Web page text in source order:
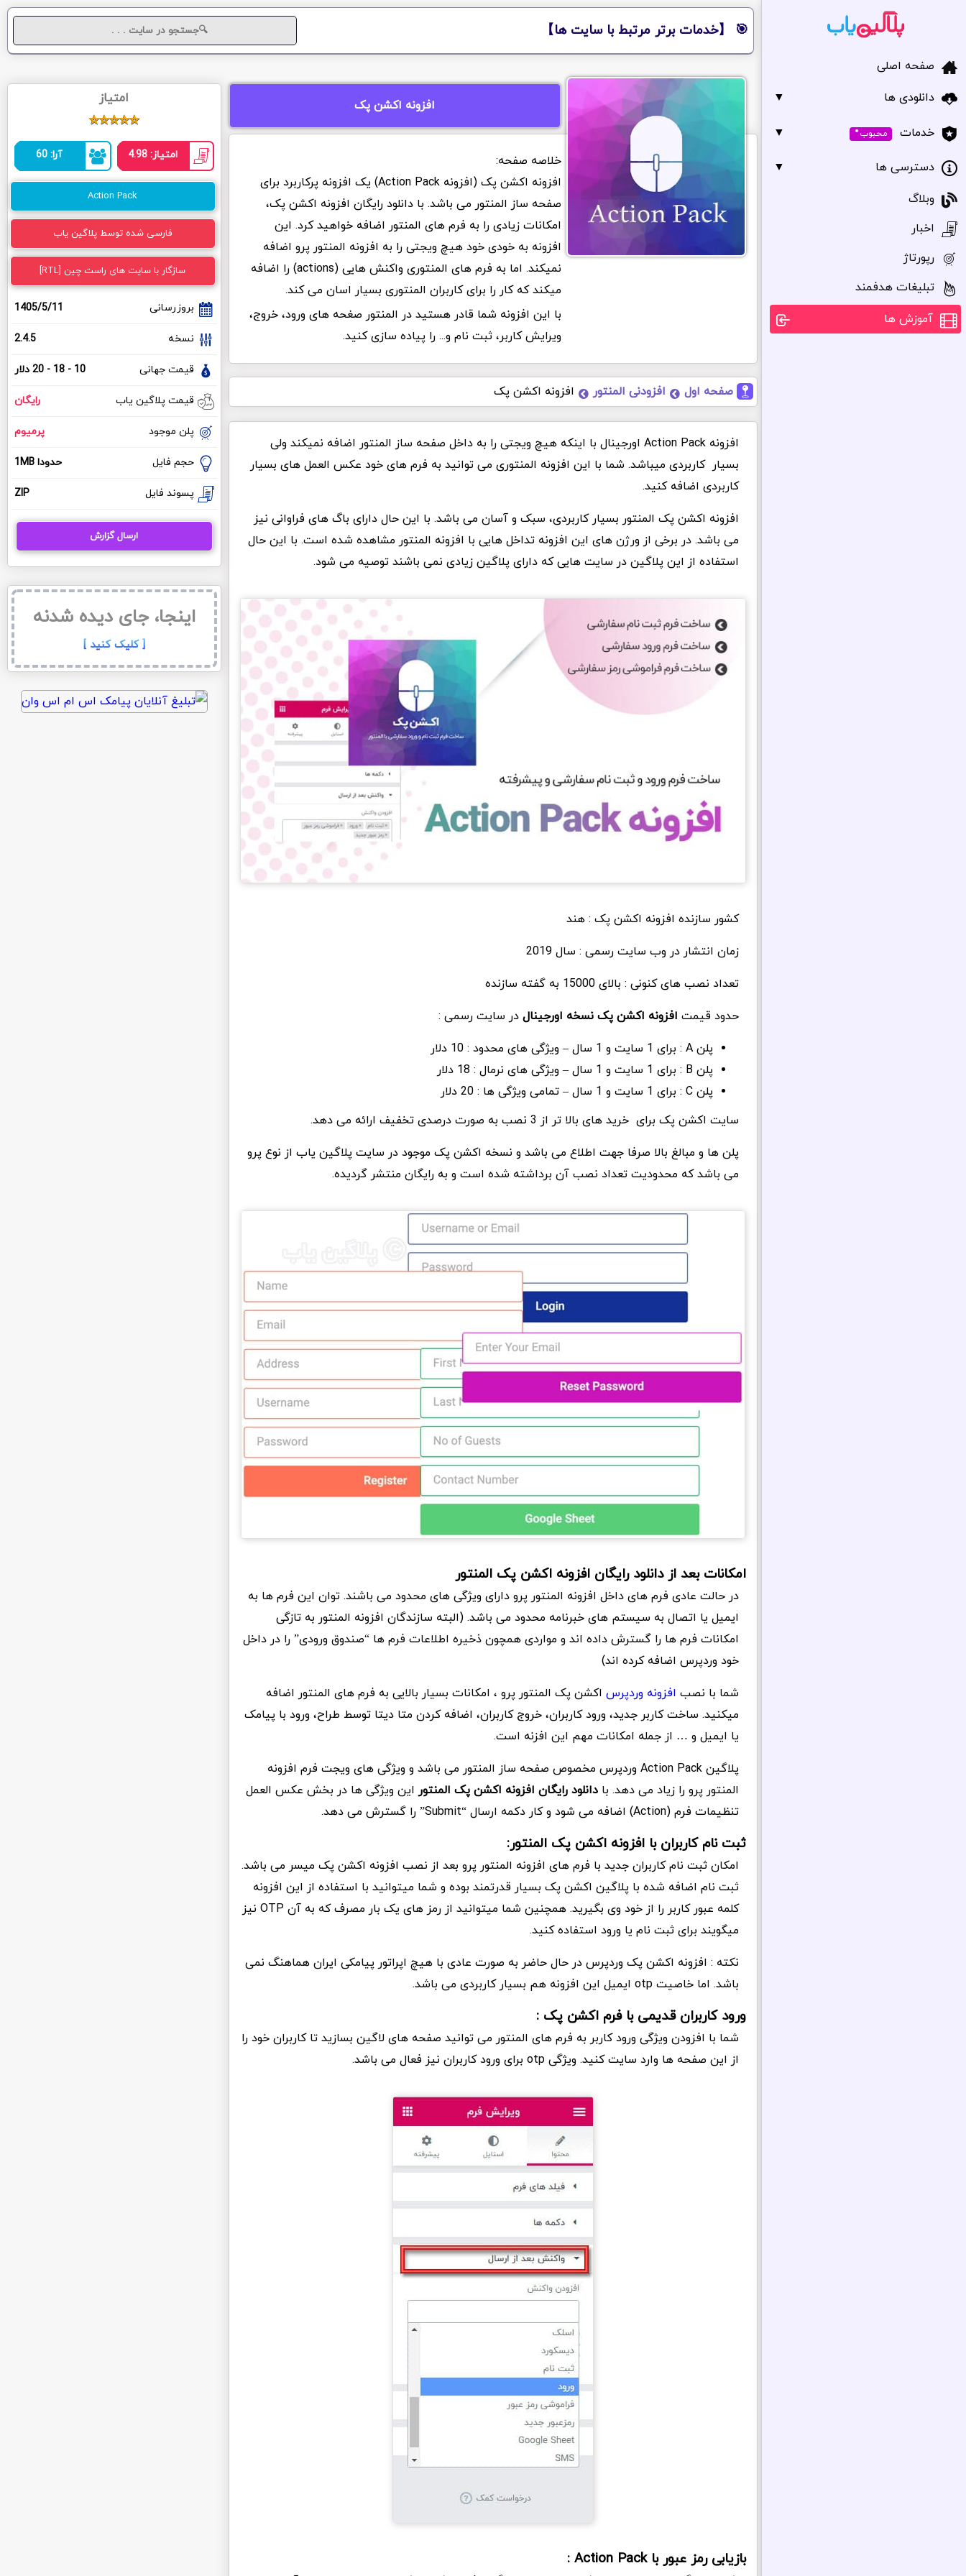
صفحه اصلی
دانلودی ها
▼
خدمات محبوب•
▼
دسترسی ها
▼
وبلاگ
اخبار
رپورتاژ
تبلیغات هدفمند
آموزش ها
🎯 【خدمات برتر مرتبط با سایت ها】
افزونه اکشن پک
افزونه اکشن پک (افزونه Action Pack) یک افزونه پرکاربرد برای
صفحه ساز المنتور می باشد. با دانلود رایگان افزونه اکشن پک،
امکانات زیادی را به فرم های المنتور اضافه خواهید کرد. این
افزونه به خودی خود هیچ ویجتی را به افزونه المنتور پرو اضافه
نمیکند. اما به فرم های المنتوری واکنش هایی (actions) را اضافه
میکند که کار را برای کاربران المنتوری بسیار اسان می کند.
با این افزونه شما قادر هستید در المنتور صغحه های ورود، خروج،
ویرایش کاربر، ثبت نام و... را پیاده سازی کنید.
صفحه اول افزودنی المنتور افزونه اکشن پک
افزونه Action Pack اورجینال با اینکه هیچ ویجتی را به داخل صفحه ساز المنتور اضافه نمیکند ولی
بسیار کاربردی میباشد. شما با این افزونه المنتوری می توانید به فرم های خود عکس العمل های بسیار
کاربردی اضافه کنید.
افزونه اکشن پک المنتور بسیار کاربردی، سبک و آسان می باشد. با این حال دارای باگ های فراوانی نیز
می باشد. در برخی از ورژن های این افزونه تداخل هایی با افزونه المنتور مشاهده شده است. با این حال
استفاده از این پلاگین در سایت هایی که دارای پلاگین زیادی نمی باشند توصیه می شود.
کشور سازنده افزونه اکشن پک : هند
زمان انتشار در وب سایت رسمی : سال 2019
تعداد نصب های کنونی : بالای 15000 به گفته سازنده
حدود قیمت افزونه اکشن پک نسخه اورجینال در سایت رسمی :
پلن A : برای 1 سایت و 1 سال – ویژگی های محدود : 10 دلار
پلن B : برای 1 سایت و 1 سال – ویژگی های نرمال : 18 دلار
پلن C : برای 1 سایت و 1 سال – تمامی ویژگی ها : 20 دلار
سایت اکشن پک برای خرید های بالا تر از 3 نصب به صورت درصدی تخفیف ارائه می دهد.
پلن ها و مبالغ بالا صرفا جهت اطلاع می باشد و نسخه اکشن پک موجود در سایت پلاگین یاب از نوع پرو
می باشد که محدودیت تعداد نصب آن برداشته شده است و به رایگان منتشر گردیده.
امکانات بعد از دانلود رایگان افزونه اکشن پک المنتور
در حالت عادی فرم های داخل افزونه المنتور پرو دارای ویژگی های محدود می باشند. توان این فرم ها به
ایمیل یا اتصال به سیستم های خبرنامه محدود می باشد. (البته سازندگان افزونه المنتور به تازگی
امکانات فرم ها را گسترش داده اند و مواردی همچون ذخیره اطلاعات فرم ها “صندوق ورودی” را در داخل
خود وردپرس اضافه کرده اند)
شما با نصب افزونه وردپرس اکشن پک المنتور پرو ، امکانات بسیار بالایی به فرم های المنتور اضافه
میکنید. ساخت کاربر جدید، ورود کاربران، خروج کاربران، اضافه کردن متا دیتا توسط طراح، ورود با پیامک
یا ایمیل و … از جمله امکانات مهم این افزنه است.
پلاگین Action Pack وردپرس مخصوص صفحه ساز المنتور می باشد و ویژگی های ویجت فرم افزونه
المنتور پرو را زیاد می دهد. با دانلود رایگان افزونه اکشن پک المنتور این ویژگی ها در بخش عکس العمل
تنظیمات فرم (Action) اضافه می شود و کار دکمه ارسال “Submit” را گسترش می دهد.
ثبت نام کاربران با افزونه اکشن پک المنتور:
امکان ثبت نام کاربران جدید با فرم های افزونه المنتور پرو بعد از نصب افزونه اکشن پک میسر می باشد.
ثبت نام اضافه شده با پلاگین اکشن پک بسیار قدرتمند بوده و شما میتوانید با استفاده از این افزونه
کلمه عبور کاربر را از خود وی بگیرید. همچنین شما میتوانید از رمز های یک بار مصرف که به آن OTP نیز
میگویند برای ثبت نام یا ورود استفاده کنید.
نکته : افزونه اکشن پک وردپرس در حال حاضر به صورت عادی با هیچ اپراتور پیامکی ایران هماهنگ نمی
باشد. اما خاصیت otp ایمیل این افزونه هم بسیار کاربردی می باشد.
ورود کاربران قدیمی با فرم اکشن پک :
شما با افزودن ویژگی ورود کاربر به فرم های المنتور می توانید صفحه های لاگین بسازید تا کاربران خود را
از این صفحه ها وارد سایت کنید. ویژگی otp برای ورود کاربران نیز فعال می باشد.
بازیابی رمز عبور با Action Pack :
امتیاز
امتیاز: 4.98 آرا: 60
Action Pack
فارسی شده توسط پلاگین یاب
سازگار با سایت های راست چین [RTL]
بروزرسانی 1405/5/11
نسخه 2.4.5
قیمت جهانی 10 - 18 - 20 دلار
قیمت پلاگین یاب رایگان
پلن موجود پرمیوم
حجم فایل حدودا 1MB
پسوند فایل ZIP
ارسال گزارش
اینجا، جای دیده شدنه
[ کلیک کنید ]